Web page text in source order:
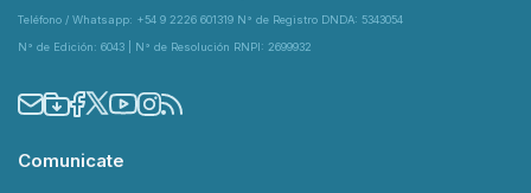
Teléfono / Whatsapp: +54 9 2226 601319 N° de Registro DNDA: 5343054
N° de Edición: 6043 | N° de Resolución RNPI: 2699932
Comunicate